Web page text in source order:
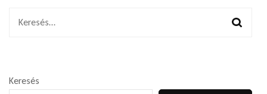
Keresés:
Keresés